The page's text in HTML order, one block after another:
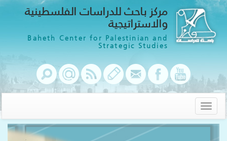
مركز باحث للدراسات الفلسطينية
والاستراتيجية
Baheth Center for Palestinian and
Strategic Studies
Toggle
navigation